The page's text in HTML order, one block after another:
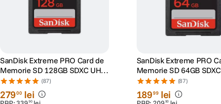
SanDisk Extreme PRO Card de
Memorie SD 128GB SDXC UHS-
I Class 10 U3 V30 + 2 Ani
RescuePRO Deluxe
(87)
27900 lei
90
SanDisk Extreme PRO
Memorie SD 64GB
Class 10 U3 V30 + 2 Ani
RescuePRO Deluxe
(87)
18999 lei
90